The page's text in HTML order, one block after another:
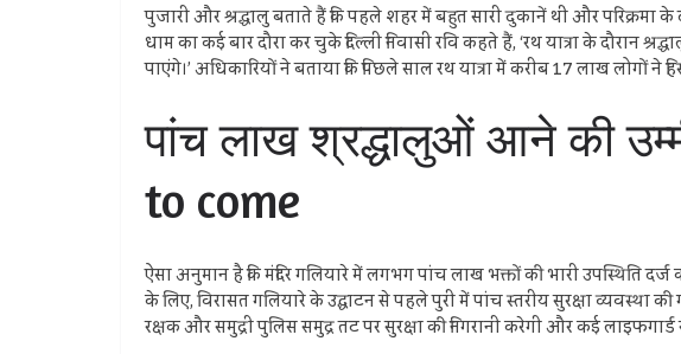
पुजारी और श्रद्धालु बताते हैं कि पहले शहर में बहुत सारी दुकानें थीं और परिक्रमा
धाम का कई बार दौरा कर चुके दिल्ली निवासी रवि कहते हैं, ‘रथ यात्रा के
पाएंगे।’ अधिकारियों ने बताया कि पिछले साल रथ यात्रा में करीब 17 लाख लोगों ने
पांच लाख श्रद्धालुओं आने की
to come
ऐसा अनुमान है कि मंदिर गलियारे में लगभग पांच लाख भक्तों की भारी उपस्थिति
के लिए, विरासत गलियारे के उद्घाटन से पहले पुरी में पांच स्तरीय सुरक्षा व्यवस्था
रक्षक और समुद्री पुलिस समुद्र तट पर सुरक्षा की निगरानी करेगी और कई लाइफगार्ड